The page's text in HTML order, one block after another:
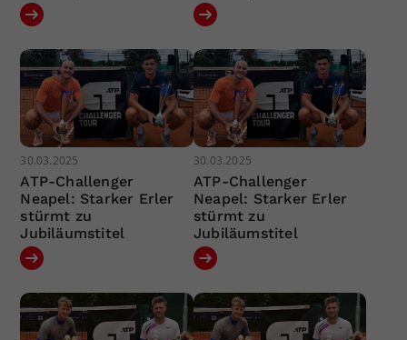
30.03.2025
ATP-Challenger
Neapel: Starker Erler
stürmt zu
Jubiläumstitel
30.03.2025
ATP-Challenger
Neapel: Starker Erler
stürmt zu
Jubiläumstitel